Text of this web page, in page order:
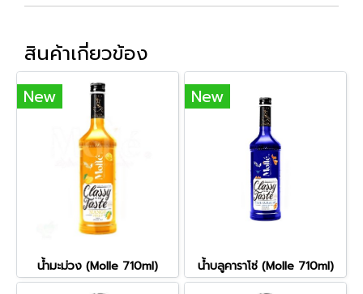
สินค้าเกี่ยวข้อง
New
น้ำมะม่วง (Molle 710ml)
New
น้ำบลูคาราโซ่ (Molle 710ml)